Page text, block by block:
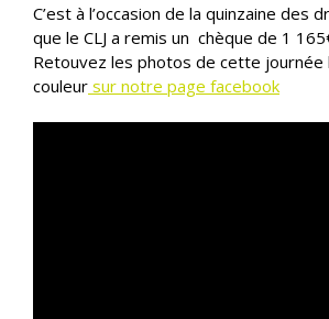
C’est à l’occasion de la quinzaine des
que le CLJ a remis un chèque de 1
Retouvez les photos de cette journée
couleur sur notre page facebook